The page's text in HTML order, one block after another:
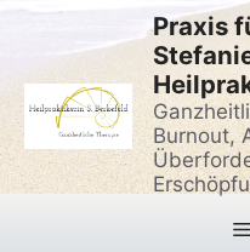
Zum
springen
Praxis
Burnout,